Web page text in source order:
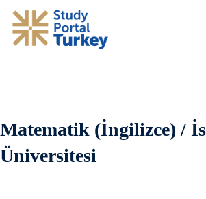
Matematik (İngilizce) /
Üniversitesi